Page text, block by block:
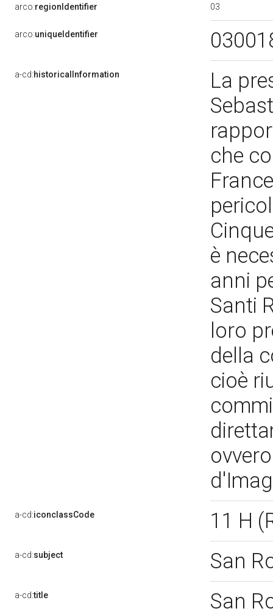
arco:regionIdentifier 03
arco:uniqueIdentifier
a-cd:historicalInformation
La
che
è
anni
Santi
loro
della
cioè
a-cd:iconclassCode 11 H
a-cd:subject San
a-cd:title San